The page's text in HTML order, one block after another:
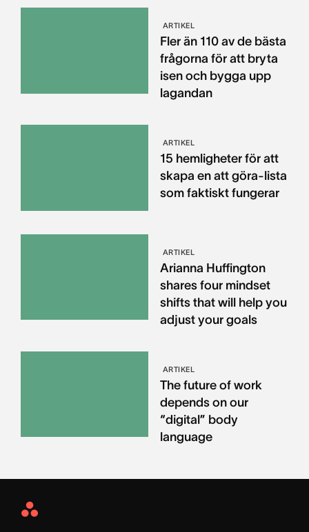
ARTIKEL
Fler än 110 av de bästa
frågorna för att bryta
isen och bygga upp
lagandan
ARTIKEL
15 hemligheter för att
skapa en att göra-lista
som faktiskt fungerar
ARTIKEL
Arianna Huffington
shares four mindset
shifts that will help you
adjust your goals
ARTIKEL
The future of work
depends on our
“digital” body
language
Asana